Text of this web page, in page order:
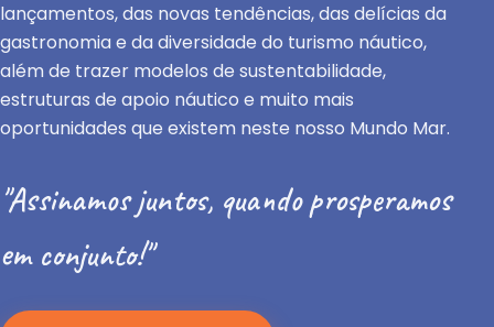
lançamentos, das novas tendências, das delícias da
gastronomia e da diversidade do turismo náutico,
além de trazer modelos de sustentabilidade,
estruturas de apoio náutico e muito mais
oportunidades que existem neste nosso Mundo Mar.
"Assinamos juntos, quando prosperamos
em conjunto!"